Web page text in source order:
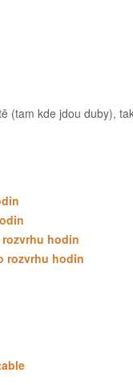
(tam kde jdou duby),
hodin
rozvrhu hodin